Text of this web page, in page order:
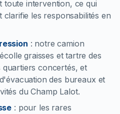
toute intervention, ce qui
les responsabilités en
: notre camion
graisses et tartre des
concertés, et
des bureaux et
du Champ Lalot.
: pour les rares